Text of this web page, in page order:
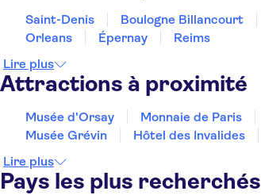
Saint-Denis Boulogne Billancourt
Orleans
Épernay
Reims
Lire plus
Attractions à proximité
Musée d'Orsay Monnaie de Paris
Musée Grévin
Hôtel des Invalides
Lire plus
Pays les plus recherchés